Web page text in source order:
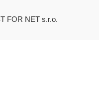
FOR NET s.r.o.